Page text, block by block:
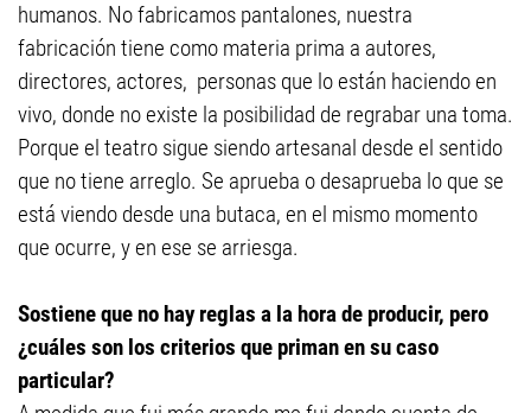
humanos. No fabricamos pantalones, nuestra
fabricación tiene como materia prima a autores,
directores, actores, personas que lo están haciendo en
vivo, donde no existe la posibilidad de regrabar una toma.
Porque el teatro sigue siendo artesanal desde el sentido
que no tiene arreglo. Se aprueba o desaprueba lo que se
está viendo desde una butaca, en el mismo momento
que ocurre, y en ese se arriesga.
Sostiene que no hay reglas a la hora de producir, pero
¿cuáles son los criterios que priman en su caso
particular?